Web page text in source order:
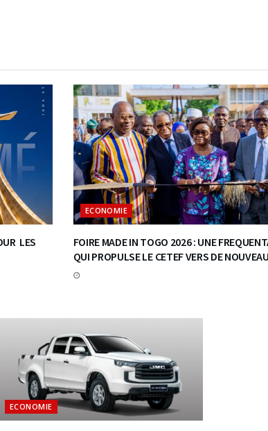
LES
ECONOMIE
FOIRE MADE IN TOGO 2026 : UNE
QUI PROPULSE LE CETEF VERS DE
ECONOMIE